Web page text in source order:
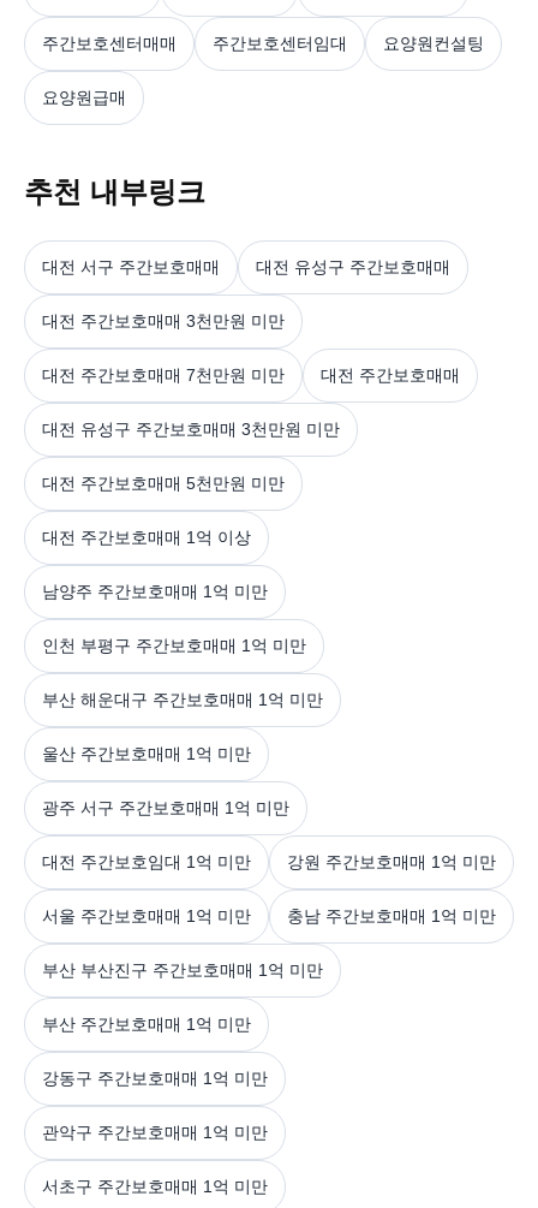
주간보호센터매매 주간보호센터임대 요양원컨설팅
요양원급매
추천 내부링크
대전 서구 주간보호매매 대전 유성구 주간보호매매
대전 주간보호매매 3천만원 미만
대전 주간보호매매 7천만원 미만 대전 주간보호매매
대전 유성구 주간보호매매 3천만원 미만
대전 주간보호매매 5천만원 미만
대전 주간보호매매 1억 이상
남양주 주간보호매매 1억 미만
인천 부평구 주간보호매매 1억 미만
부산 해운대구 주간보호매매 1억 미만
울산 주간보호매매 1억 미만
광주 서구 주간보호매매 1억 미만
대전 주간보호임대 1억 미만 강원 주간보호매매 1억 미만
서울 주간보호매매 1억 미만 충남 주간보호매매 1억 미만
부산 부산진구 주간보호매매 1억 미만
부산 주간보호매매 1억 미만
강동구 주간보호매매 1억 미만
관악구 주간보호매매 1억 미만
서초구 주간보호매매 1억 미만